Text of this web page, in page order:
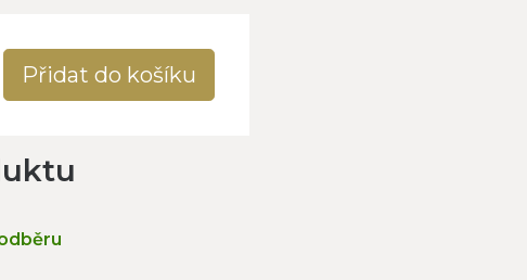
Přidat do košíku